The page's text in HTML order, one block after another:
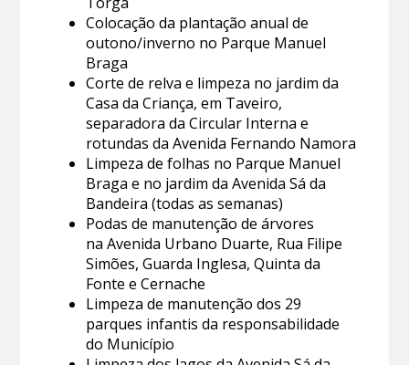
Colocação da plantação anual de
outono/inverno no Parque Manuel
Braga
Corte de relva e limpeza no jardim da
Casa da Criança, em Taveiro,
separadora da Circular Interna e
rotundas da Avenida Fernando Namora
Limpeza de folhas no Parque Manuel
Braga e no jardim da Avenida Sá da
Bandeira (todas as semanas)
Podas de manutenção de árvores
na Avenida Urbano Duarte, Rua Filipe
Simões, Guarda Inglesa, Quinta da
Fonte e Cernache
Limpeza de manutenção dos 29
parques infantis da responsabilidade
do Município